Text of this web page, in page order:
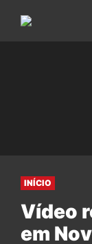
INÍCIO
Vídeo
em